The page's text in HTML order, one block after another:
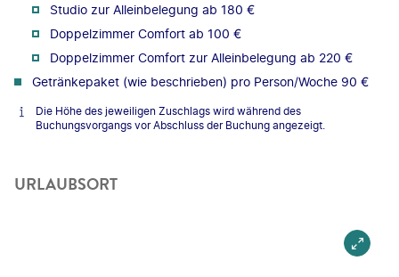
Studio zur Alleinbelegung ab 180 €
Doppelzimmer Comfort ab 100 €
Doppelzimmer Comfort zur Alleinbelegung ab 220 €
Getränkepaket (wie beschrieben) pro Person/Woche 90 €
Die Höhe des jeweiligen Zuschlags wird während des
Buchungsvorgangs vor Abschluss der Buchung angezeigt.
URLAUBSORT